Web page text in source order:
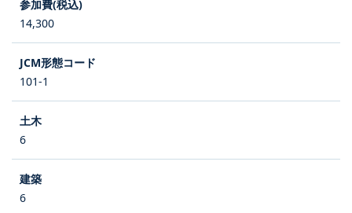
14,300
101-1
6
6